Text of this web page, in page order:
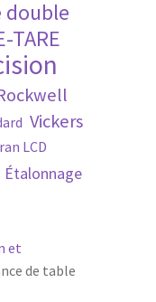
double
TARE
Vickers
LCD
Étalonnage
et
de table